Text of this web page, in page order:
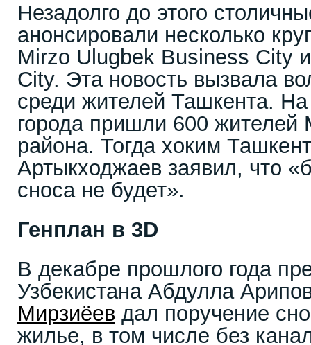
Незадолго до этого
анонсировали несколько
Mirzo Ulugbek Business City
City. Эта новость вызвала
среди жителей Ташкента.
города пришли 600 жителей
района. Тогда хоким
Артыкходжаев заявил, что
сноса не будет».
Генплан в 3D
В декабре прошлого года
Узбекистана Абдулла
Мирзиёев дал поручение
жилье, в том числе без